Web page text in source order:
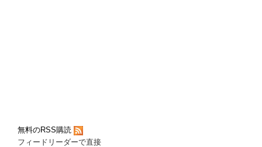
無料のRSS購読
フィードリーダーで直接